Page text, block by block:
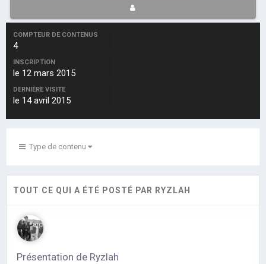
COMPTEUR DE CONTENUS
4
INSCRIPTION
le 12 mars 2015
DERNIÈRE VISITE
le 14 avril 2015
Type de contenu
TOUT CE QUI A ÉTÉ POSTÉ PAR RYZLAH
Présentation de Ryzlah